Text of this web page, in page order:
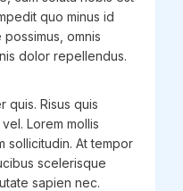
quo minus id
omnis
dolor repellendus.
quis. Risus quis
Lorem mollis
sollicitudin. At tempor
scelerisque
sapien nec.